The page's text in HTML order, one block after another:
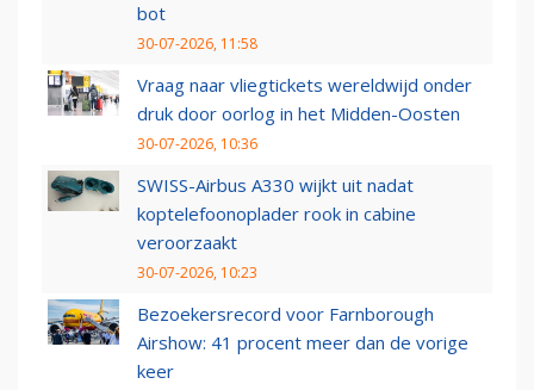
bot
30-07-2026, 11:58
Vraag naar vliegtickets wereldwijd onder
druk door oorlog in het Midden-Oosten
30-07-2026, 10:36
SWISS-Airbus A330 wijkt uit nadat
koptelefoonoplader rook in cabine
veroorzaakt
30-07-2026, 10:23
Bezoekersrecord voor Farnborough
Airshow: 41 procent meer dan de vorige
keer